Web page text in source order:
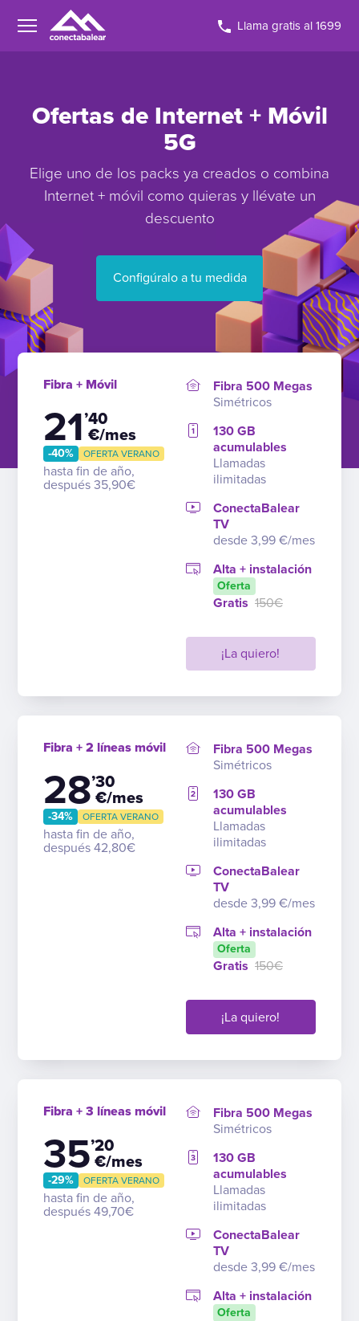
Llama gratis al 1699
Ofertas de Internet + Móvil
5G
Elige uno de los packs ya creados o combina
Internet + móvil como quieras y llévate un
descuento
Configúralo a tu medida
Fibra + Móvil
21’40
€/mes
-40% OFERTA VERANO
hasta fin de año,
después 35,90€
¡La quiero!
Fibra 500 Megas
Simétricos
130 GB
acumulables
Llamadas
ilimitadas
ConectaBalear
TV
desde 3,99 €/mes
Alta + instalación
Oferta
Gratis 150€
Fibra + 2 líneas móvil
28’30
€/mes
-34% OFERTA VERANO
hasta fin de año,
después 42,80€
¡La quiero!
Fibra 500 Megas
Simétricos
130 GB
acumulables
Llamadas
ilimitadas
ConectaBalear
TV
desde 3,99 €/mes
Alta + instalación
Oferta
Gratis 150€
Fibra + 3 líneas móvil
35’20
€/mes
-29% OFERTA VERANO
hasta fin de año,
después 49,70€
Fibra 500 Megas
Simétricos
130 GB
acumulables
Llamadas
ilimitadas
ConectaBalear
TV
desde 3,99 €/mes
Alta + instalación
Oferta